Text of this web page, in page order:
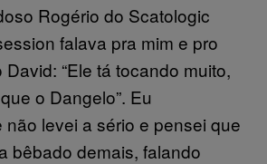
Rogério do Scatologic
falava pra mim e pro
“Ele tá tocando muito,
o Dangelo”. Eu
não levei a sério e pensei que
bêbado demais, falando